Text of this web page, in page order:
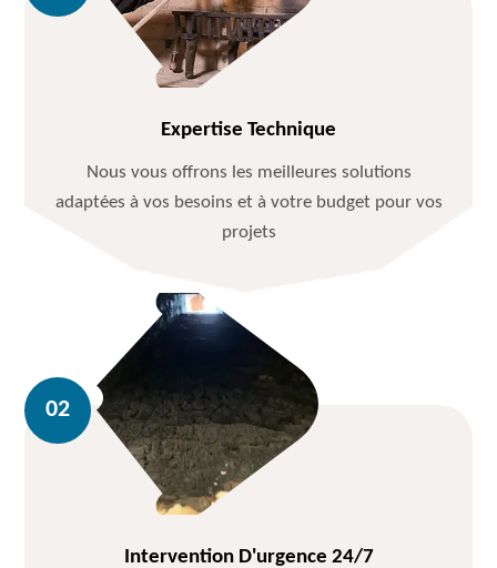
Expertise Technique
Nous vous offrons les meilleures solutions
adaptées à vos besoins et à votre budget pour vos
projets
Intervention D'urgence 24/7